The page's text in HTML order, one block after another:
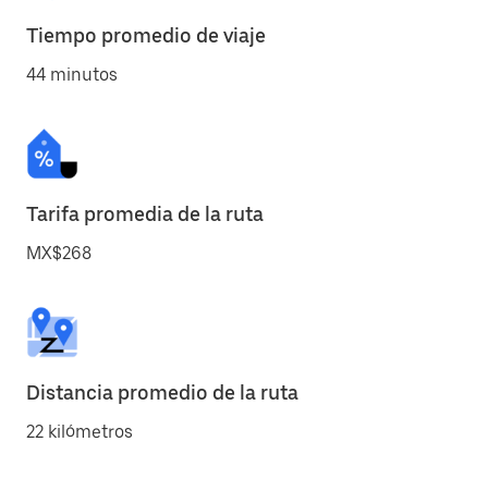
Tiempo promedio de viaje
44 minutos
Tarifa promedia de la ruta
MX$268
Distancia promedio de la ruta
22 kilómetros